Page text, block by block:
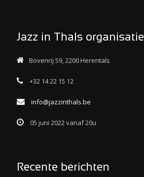
Jazz in Thals organisatie
Bovenrij 59, 2200 Herentals
+32 14 22 15 12
info@jazzinthals.be
05 juni 2022 vanaf 20u
Recente berichten